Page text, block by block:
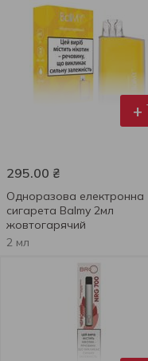
+
295.00 ₴
Одноразова електронна
сигарета Balmy 2мл
жовтогарячий
2 мл